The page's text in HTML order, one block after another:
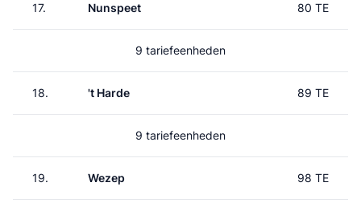
17. Nunspeet 80 TE
9 tariefeenheden
18. 't Harde 89 TE
9 tariefeenheden
19. Wezep 98 TE